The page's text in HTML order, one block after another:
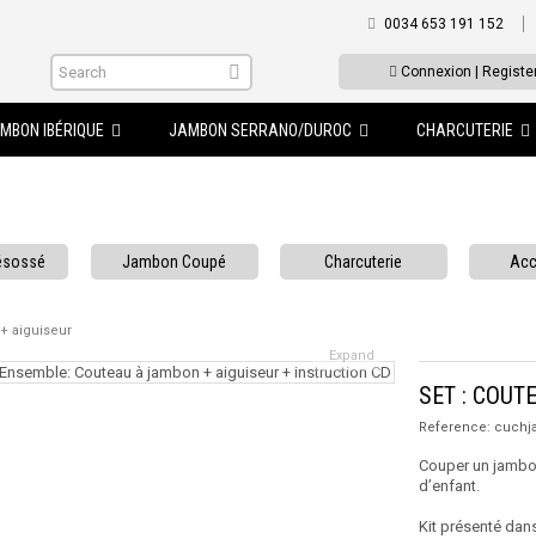
0034 653 191 152
Connexion |
IBÉRIQUE JAMBON SERRANO/DUROC CHARCUTERIE
Jambon Coupé Charcuterie
aiguiseur
Expand
SET :
Reference:
Couper un
d’enfant.
Kit présenté